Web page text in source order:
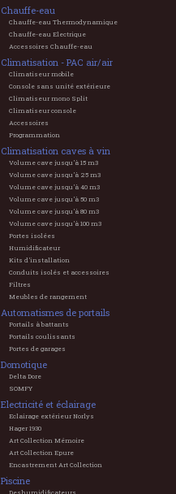
Chauffe-eau
Chauffe-eau Thermodynamique
Chauffe-eau Electrique
Accessoires Chauffe-eau
Climatisation - PAC air/air
Climatiseur mobile
Console sans unité extérieure
Climatiseur mono Split
Climatiseur console
Accessoires
Programmation
Climatisation caves à vin
Volume cave jusqu'à 15 m3
Volume cave jusqu'à 25 m3
Volume cave jusqu'à 40 m3
Volume cave jusqu'à 50 m3
Volume cave jusqu'à 80 m3
Volume cave jusqu'à 100 m3
Portes isolées
Humidificateur
Kits d'installation
Conduits isolés et accessoires
Filtres
Meubles de rangement
Automatismes de portails
Portails à battants
Portails coulissants
Portes de garages
Domotique
Delta Dore
SOMFY
Electricité et éclairage
Eclairage extérieur Norlys
Hager 1930
Art Collection Mémoire
Art Collection Epure
Encastrement Art Collection
Piscine